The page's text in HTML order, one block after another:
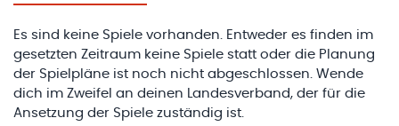
Es sind keine Spiele vorhanden. Entweder es finden im
gesetzten Zeitraum keine Spiele statt oder die Planung
der Spielpläne ist noch nicht abgeschlossen. Wende
dich im Zweifel an deinen Landesverband, der für die
Ansetzung der Spiele zuständig ist.